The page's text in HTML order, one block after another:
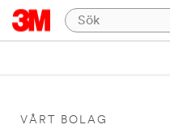
VÅRT BOLAG